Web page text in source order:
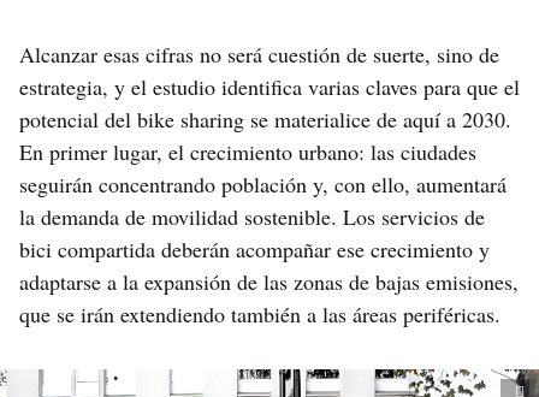
Alcanzar esas cifras no será cuestión de suerte, sino de
estrategia, y el estudio identifica varias claves para que el
potencial del bike sharing se materialice de aquí a 2030.
En primer lugar, el crecimiento urbano: las ciudades
seguirán concentrando población y, con ello, aumentará
la demanda de movilidad sostenible. Los servicios de
bici compartida deberán acompañar ese crecimiento y
adaptarse a la expansión de las zonas de bajas emisiones,
que se irán extendiendo también a las áreas periféricas.